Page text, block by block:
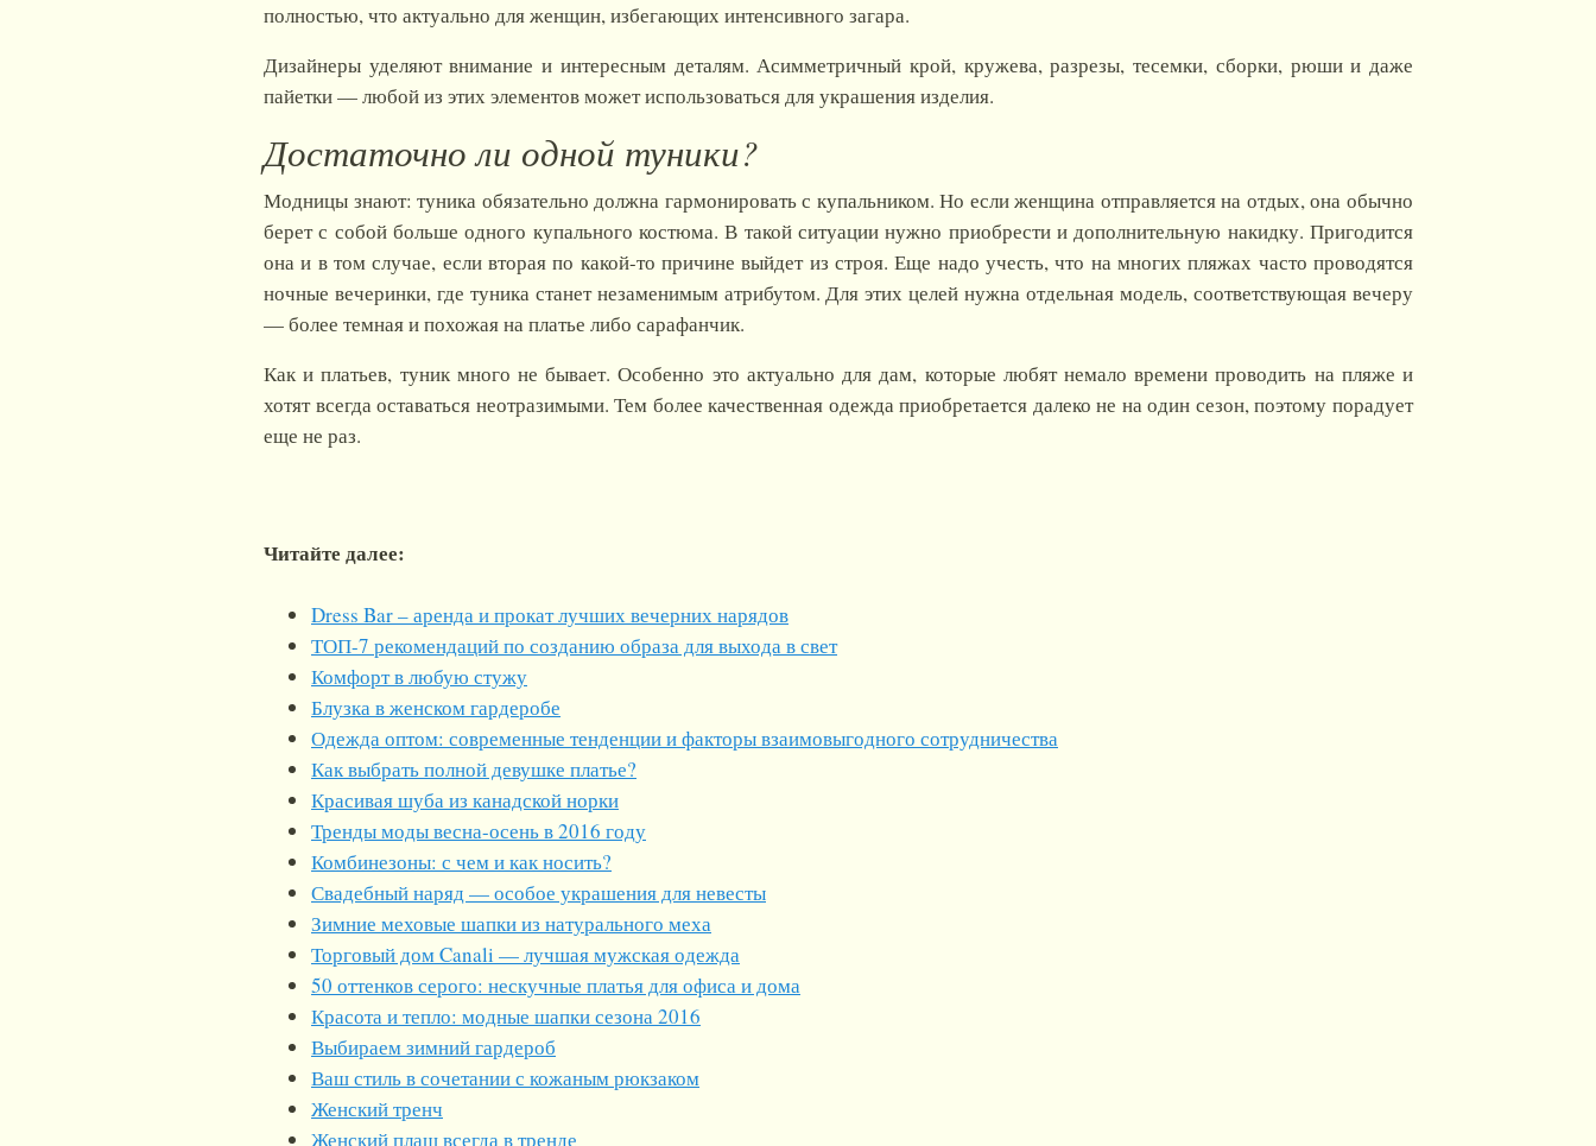
полностью, что актуально для женщин, избегающих интенсивного загара.
Дизайнеры уделяют внимание и интересным деталям. Асимметричный крой, кружева, разрезы, тесемки, сборки, рюши и даже
пайетки — любой из этих элементов может использоваться для украшения изделия.
Достаточно ли одной туники?
Модницы знают: туника обязательно должна гармонировать с купальником. Но если женщина отправляется на отдых, она обычно
берет с собой больше одного купального костюма. В такой ситуации нужно приобрести и дополнительную накидку. Пригодится
она и в том случае, если вторая по какой-то причине выйдет из строя. Еще надо учесть, что на многих пляжах часто проводятся
ночные вечеринки, где туника станет незаменимым атрибутом. Для этих целей нужна отдельная модель, соответствующая вечеру
— более темная и похожая на платье либо сарафанчик.
Как и платьев, туник много не бывает. Особенно это актуально для дам, которые любят немало времени проводить на пляже и
хотят всегда оставаться неотразимыми. Тем более качественная одежда приобретается далеко не на один сезон, поэтому порадует
еще не раз.
Читайте далее:
Dress Bar – аренда и прокат лучших вечерних нарядов
ТОП-7 рекомендаций по созданию образа для выхода в свет
Комфорт в любую стужу
Блузка в женском гардеробе
Одежда оптом: современные тенденции и факторы взаимовыгодного сотрудничества
Как выбрать полной девушке платье?
Красивая шуба из канадской норки
Тренды моды весна-осень в 2016 году
Комбинезоны: с чем и как носить?
Свадебный наряд — особое украшения для невесты
Зимние меховые шапки из натурального меха
Торговый дом Canali — лучшая мужская одежда
50 оттенков серого: нескучные платья для офиса и дома
Красота и тепло: модные шапки сезона 2016
Выбираем зимний гардероб
Ваш стиль в сочетании с кожаным рюкзаком
Женский тренч
Женский плащ всегда в тренде